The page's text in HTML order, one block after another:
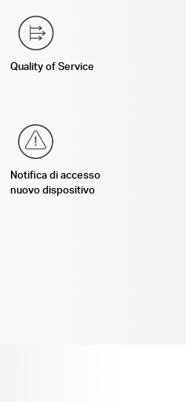
Quality of Service
Notifica di accesso
nuovo dispositivo